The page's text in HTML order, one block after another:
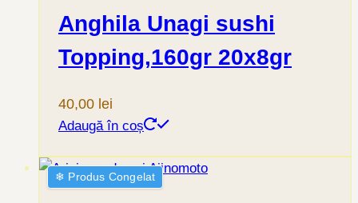
Anghila Unagi sushi
Topping,160gr 20x8gr
40,00 lei
Adaugă în coș
❄︎ Produs Congelat